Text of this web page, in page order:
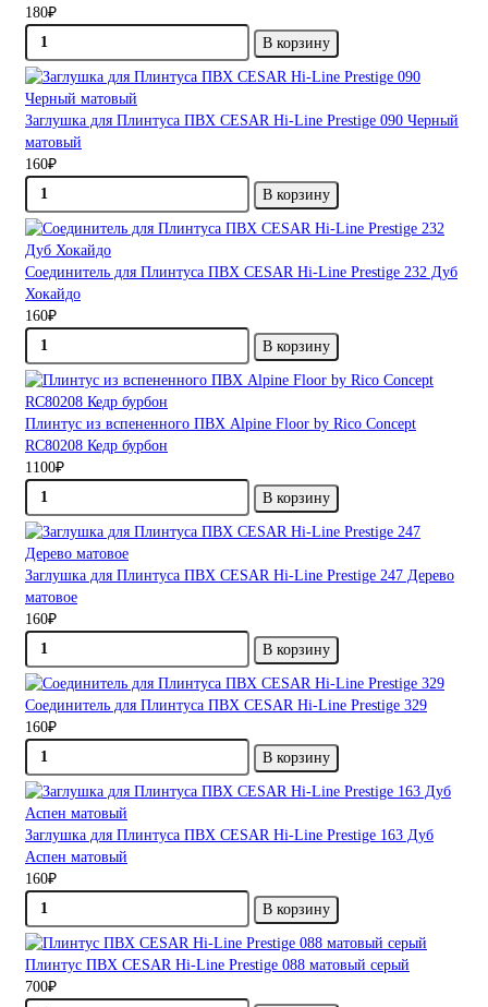
180₽
В корзину
Заглушка для Плинтуса ПВХ CESAR Hi-Line Prestige 090 Черный
матовый
160₽
В корзину
Соединитель для Плинтуса ПВХ CESAR Hi-Line Prestige 232 Дуб
Хокайдо
160₽
В корзину
Плинтус из вспененного ПВХ Alpine Floor by Rico Concept
RC80208 Кедр бурбон
1100₽
В корзину
Заглушка для Плинтуса ПВХ CESAR Hi-Line Prestige 247 Дерево
матовое
160₽
В корзину
Соединитель для Плинтуса ПВХ CESAR Hi-Line Prestige 329
160₽
В корзину
Заглушка для Плинтуса ПВХ CESAR Hi-Line Prestige 163 Дуб
Аспен матовый
160₽
В корзину
Плинтус ПВХ CESAR Hi-Line Prestige 088 матовый серый
700₽